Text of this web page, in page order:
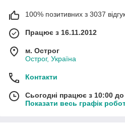
100% позитивних з 3037
Працює з 16.11.2012
м. Острог
Острог, Україна
Контакти
Сьогодні працює з 10:00
Показати весь графік